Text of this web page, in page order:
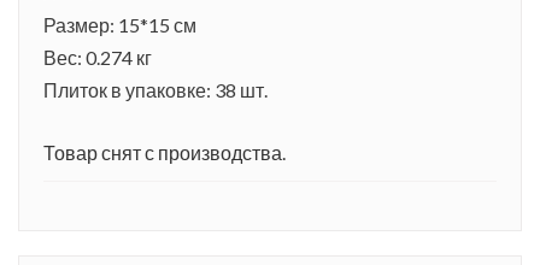
Размер: 15*15 см
Вес: 0.274 кг
Плиток в упаковке: 38 шт.
Товар снят с производства.